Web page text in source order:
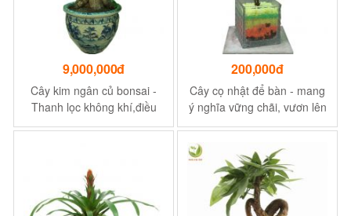
9,000,000đ
Cây kim ngân củ bonsai -
Thanh lọc không khí,điều
hòa và ổn định môi trường
200,000đ
Cây cọ nhật để bàn - mang
ý nghĩa vững chãi, vươn lên
trong cuộc sống